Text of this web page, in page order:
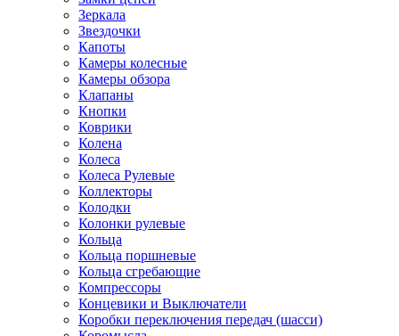
Зеркала
Звездочки
Капоты
Камеры колесные
Камеры обзора
Клапаны
Кнопки
Коврики
Колена
Колеса
Колеса Рулевые
Коллекторы
Колодки
Колонки рулевые
Кольца
Кольца поршневые
Кольца сгребающие
Компрессоры
Концевики и Выключатели
Коробки переключения передач (шасси)